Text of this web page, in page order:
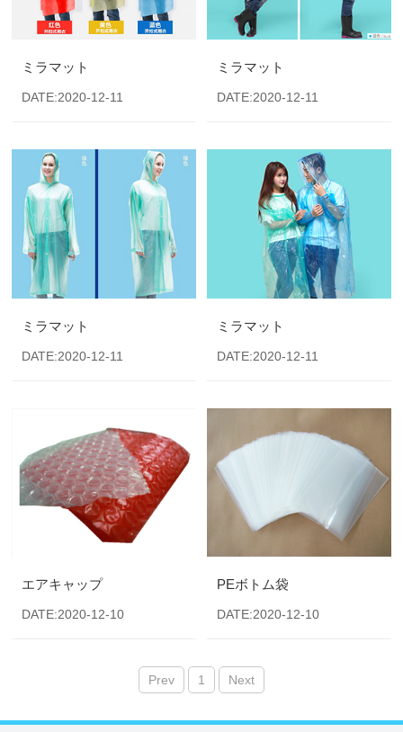
ミラマット
DATE:2020-12-11
ミラマット
DATE:2020-12-11
ミラマット
DATE:2020-12-11
ミラマット
DATE:2020-12-11
エアキャップ
DATE:2020-12-10
PEボトム袋
DATE:2020-12-10
Prev 1 Next